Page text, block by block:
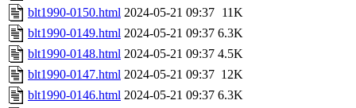
blt1990-0150.html 2024-05-21 09:37 11K
blt1990-0149.html 2024-05-21 09:37 6.3K
blt1990-0148.html 2024-05-21 09:37 4.5K
blt1990-0147.html 2024-05-21 09:37 12K
blt1990-0146.html 2024-05-21 09:37 6.3K